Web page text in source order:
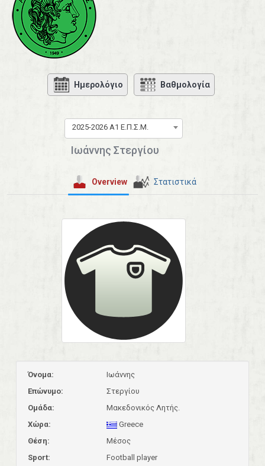
Ημερολόγιο Βαθμολογία
2025-2026 Α1 Ε.Π.Σ.Μ.
Ιωάννης Στεργίου
Overview Στατιστικά
Όνομα:
Ιωάννης
Επώνυμο:
Στεργίου
Ομάδα:
Μακεδονικός Λητής.
Χώρα:
Greece
Θέση:
Μέσος
Sport:
Football player